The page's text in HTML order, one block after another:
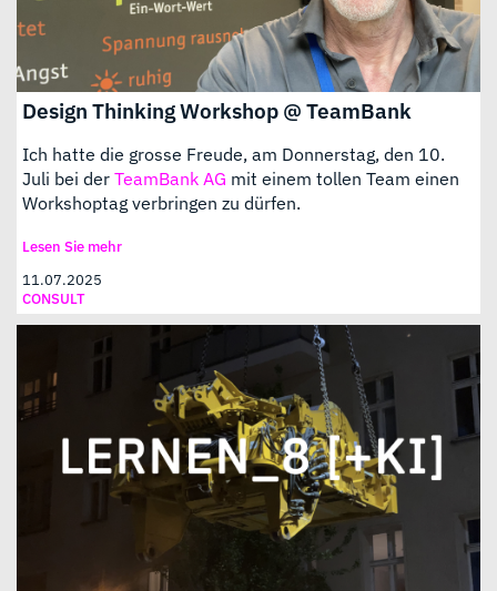
Design Thinking Workshop @ TeamBank
Ich hatte die grosse Freude, am Donnerstag, den 10.
Juli bei der TeamBank AG mit einem tollen Team einen
Workshoptag verbringen zu dürfen.
Lesen Sie mehr
11.07.2025
CONSULT